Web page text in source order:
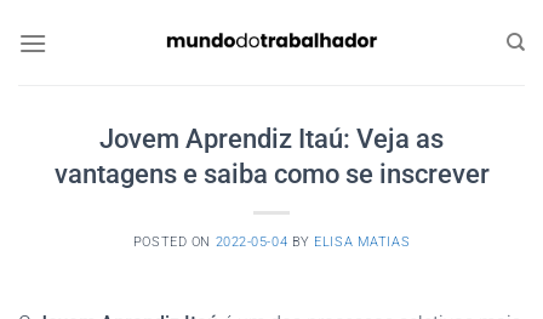
Jovem Aprendiz Itaú: Veja as
vantagens e saiba como se inscrever
POSTED ON 2022-05-04 BY ELISA MATIAS